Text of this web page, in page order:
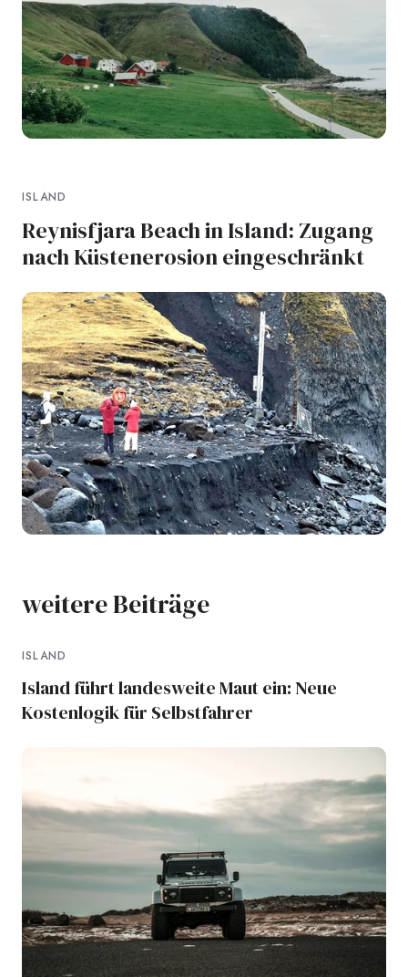
ISLAND
Reynisfjara Beach in Island: Zugang
nach Küstenerosion eingeschränkt
weitere Beiträge
ISLAND
Island führt landesweite Maut ein: Neue
Kostenlogik für Selbstfahrer